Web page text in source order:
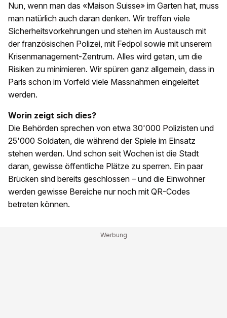
Nun, wenn man das «Maison Suisse» im Garten hat, muss
man natürlich auch daran denken. Wir treffen viele
Sicherheitsvorkehrungen und stehen im Austausch mit
der französischen Polizei, mit Fedpol sowie mit unserem
Krisenmanagement-Zentrum. Alles wird getan, um die
Risiken zu minimieren. Wir spüren ganz allgemein, dass in
Paris schon im Vorfeld viele Massnahmen eingeleitet
werden.
Worin zeigt sich dies?
Die Behörden sprechen von etwa 30'000 Polizisten und
25'000 Soldaten, die während der Spiele im Einsatz
stehen werden. Und schon seit Wochen ist die Stadt
daran, gewisse öffentliche Plätze zu sperren. Ein paar
Brücken sind bereits geschlossen – und die Einwohner
werden gewisse Bereiche nur noch mit QR-Codes
betreten können.